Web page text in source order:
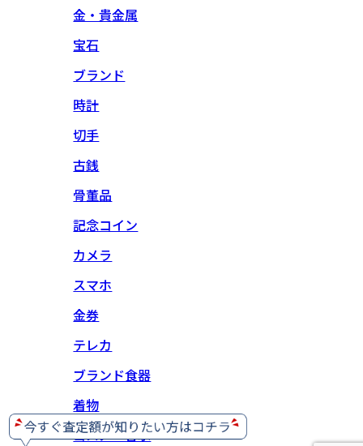
金・貴金属
宝石
ブランド
時計
切手
古銭
骨董品
記念コイン
カメラ
スマホ
金券
テレカ
ブランド食器
着物
コスメ・香水